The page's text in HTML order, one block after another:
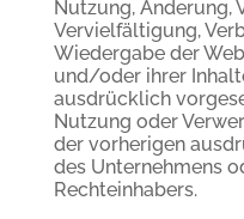
Nutzung, Änderung,
Vervielfältigung,
Wiedergabe der
und/oder ihrer
ausdrücklich
Nutzung oder
der vorherigen
des Unternehmens
Rechteinhabers.